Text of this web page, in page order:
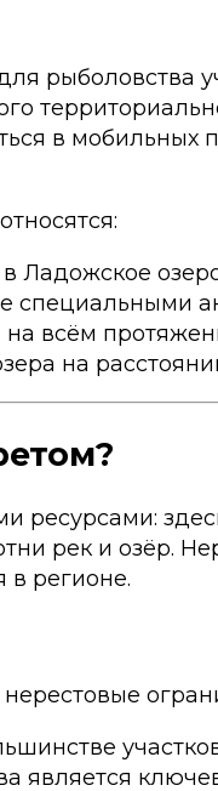
рыболовства
в
Ладожское
на всём
на
ресурсами:
рек и озёр.
в регионе.
является